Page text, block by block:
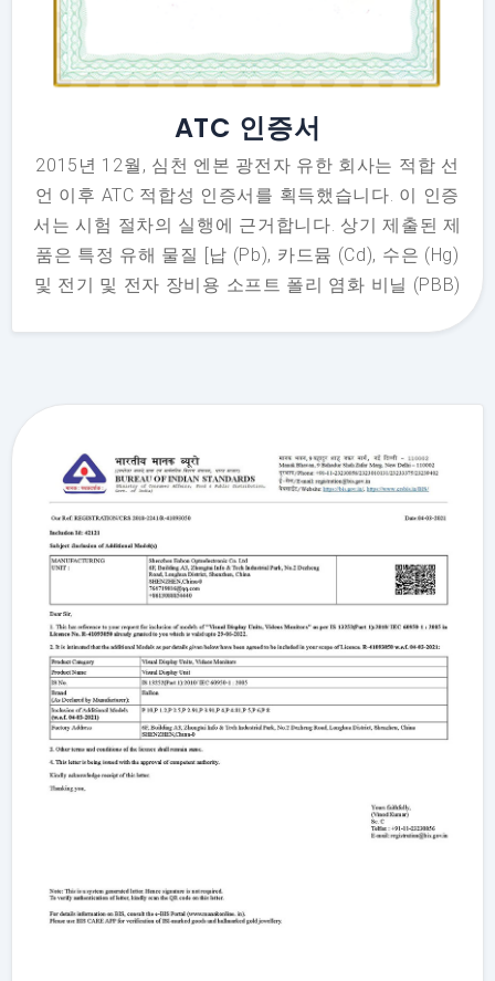
ATC 인증서
2015년 12월, 심천 엔본 광전자 유한 회사는 적합 선
언 이후 ATC 적합성 인증서를 획득했습니다. 이 인증
서는 시험 절차의 실행에 근거합니다. 상기 제출된 제
품은 특정 유해 물질 [납 (Pb), 카드뮴 (Cd), 수은 (Hg)
및 전기 및 전자 장비용 소프트 폴리 염화 비닐 (PBB)
및 폴리 브로민 디페닐 에테르 (PBDE)]가 없음을 확인